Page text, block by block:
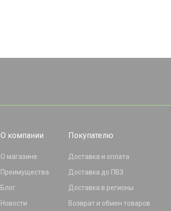
О компании
О магазине
Преимущества
Блог
Новости
Покупателю
Доставка и оплата
Доставка до ПВЗ
Доставка в регионы
Возврат и обмен товаров